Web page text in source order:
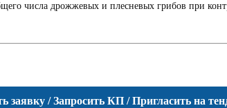
числа дрожжевых и плесневых грибов при
заявку / Запросить КП / Пригласить на